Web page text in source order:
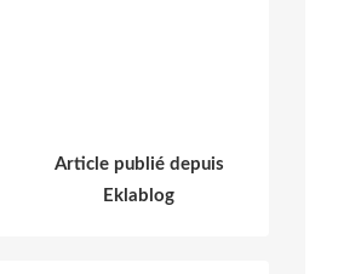
Article publié depuis
Eklablog